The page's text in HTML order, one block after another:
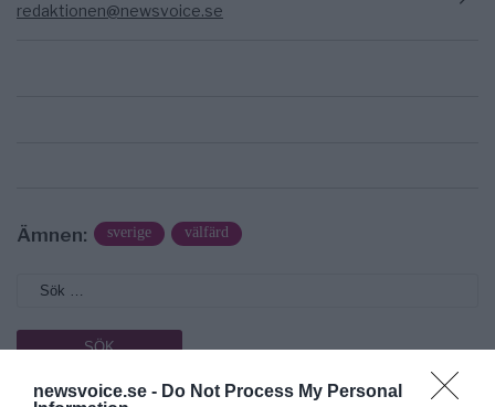
newsvoice.se - Do Not Process My Personal
redaktionen@newsvoice.se
Ämnen: sverige välfärd